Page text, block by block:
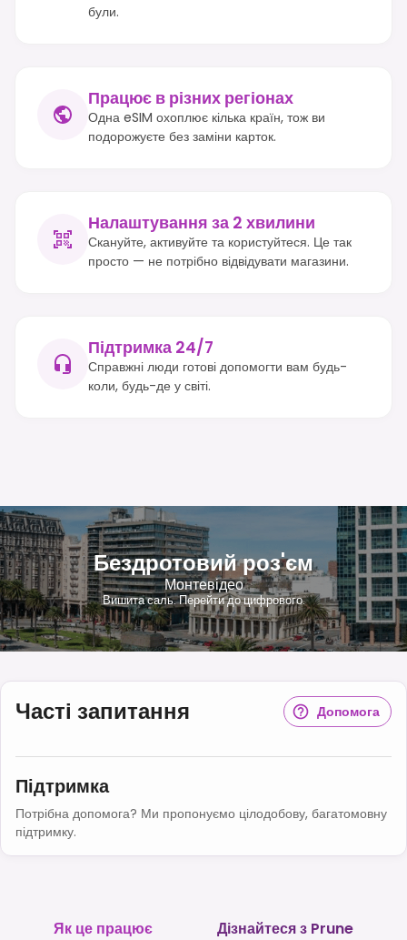
були.
Працює в різних регіонах
Одна eSIM охоплює кілька країн, тож ви
подорожуєте без заміни карток.
Налаштування за 2 хвилини
Скануйте, активуйте та користуйтеся. Це так
просто — не потрібно відвідувати магазини.
Підтримка 24/7
Справжні люди готові допомогти вам будь-
коли, будь-де у світі.
Бездротовий роз'єм
Монтевідео
Вишита саль. Перейти до цифрового.
Часті запитання Допомога
Підтримка
Потрібна допомога? Ми пропонуємо цілодобову, багатомовну
підтримку.
Як це працює Дізнайтеся з Prune